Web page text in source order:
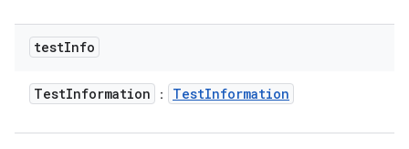
testInfo
TestInformation ： TestInformation